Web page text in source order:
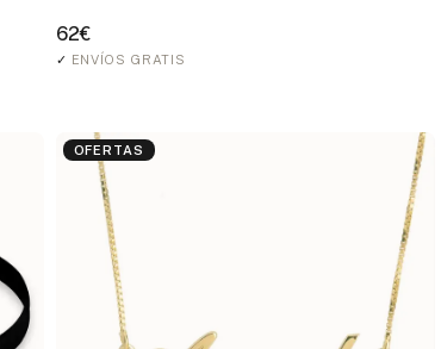
62€
✓ ENVÍOS GRATIS
OFERTAS